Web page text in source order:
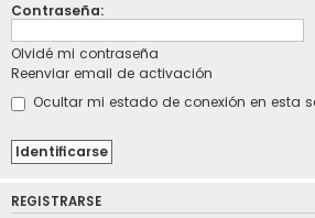
Contraseña:
Olvidé mi contraseña
Reenviar email de activación
Ocultar mi estado de conexión en esta
REGISTRARSE